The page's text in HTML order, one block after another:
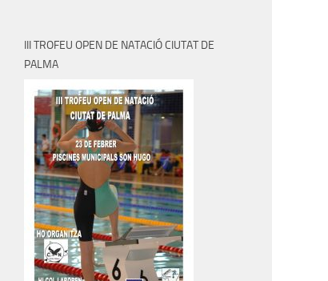
III TROFEU OPEN DE NATACIÓ CIUTAT DE
PALMA